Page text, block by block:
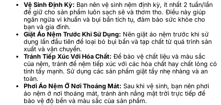
Vệ Sinh Định Kỳ: Bạn nên vệ sinh nệm định kỳ, ít nhất 2 tuần/lần
để giữ cho sản phẩm luôn sạch sẽ và thơm tho. Điều này giúp
ngăn ngừa vi khuẩn và bụi bẩn tích tụ, đảm bảo sức khỏe cho
bạn và gia đình.
Giặt Áo Nệm Trước Khi Sử Dụng: Nên giặt áo nệm trước khi sử
dụng lần đầu tiên để loại bỏ bụi bẩn và tạp chất từ quá trình sản
xuất và vận chuyển.
Tránh Tiếp Xúc Với Hóa Chất: Để bảo vệ chất liệu và màu sắc
của nệm, tránh để nệm tiếp xúc với các hóa chất hay chất lỏng có
tính tẩy mạnh. Sử dụng các sản phẩm giặt tẩy nhẹ nhàng và an
toàn.
Phơi Áo Nệm Ở Nơi Thoáng Mát: Sau khi vệ sinh, bạn nên phơi
áo nệm ở nơi thoáng mát, tránh ánh nắng mặt trời trực tiếp để
bảo vệ độ bền và màu sắc của sản phẩm.